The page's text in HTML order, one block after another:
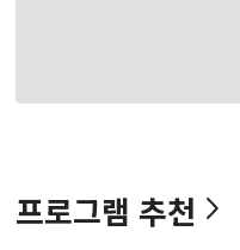
프로그램 추천